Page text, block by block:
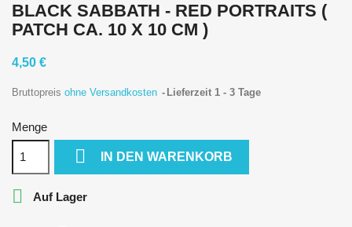
BLACK SABBATH - RED PORTRAITS (
PATCH CA. 10 X 10 CM )
4,50 €
Bruttopreis ohne Versandkosten Lieferzeit 1 - 3 Tage
Menge
 IN DEN WARENKORB
 Auf Lager